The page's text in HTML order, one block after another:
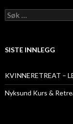
Søk
etter:
SISTE INNLEGG
KVINNERETREAT –
Nyksund Kurs &